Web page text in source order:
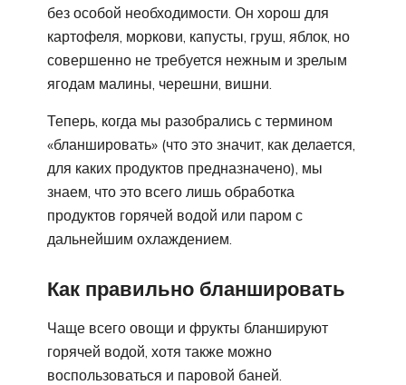
без особой необходимости. Он хорош для
картофеля, моркови, капусты, груш, яблок, но
совершенно не требуется нежным и зрелым
ягодам малины, черешни, вишни.
Теперь, когда мы разобрались с термином
«бланшировать» (что это значит, как делается,
для каких продуктов предназначено), мы
знаем, что это всего лишь обработка
продуктов горячей водой или паром с
дальнейшим охлаждением.
Как правильно бланшировать
Чаще всего овощи и фрукты бланшируют
горячей водой, хотя также можно
воспользоваться и паровой баней.